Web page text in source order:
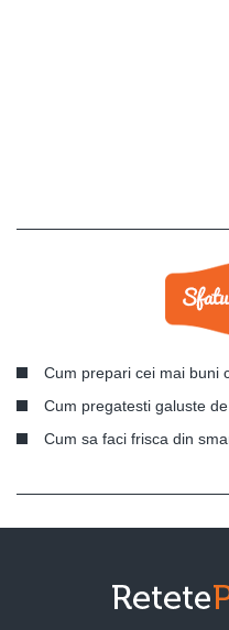
Cum prepari cei mai buni
Cum pregatesti galuste
Cum sa faci frisca din